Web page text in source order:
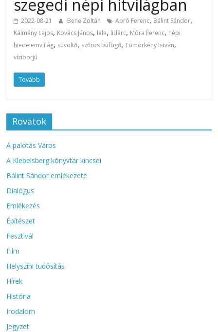
szegedi népi hitvilágban
2022-08-21 Bene Zoltán Apró Ferenc, Bálint Sándor,
Kálmány Lajos, Kovács János, lele, lidérc, Móra Ferenc, népi
hiedelemviilág, süvöltő, szőrös büfögő,Tömörkény István,
víziborjú
Tovább
Rovatok
A palotás Város
A Klebelsberg könyvtár kincsei
Bálint Sándor emlékezete
Dialógus
Emlékezés
Építészet
Fesztivál
Film
Helyszíni tudósítás
Hírek
História
Irodalom
Jegyzet